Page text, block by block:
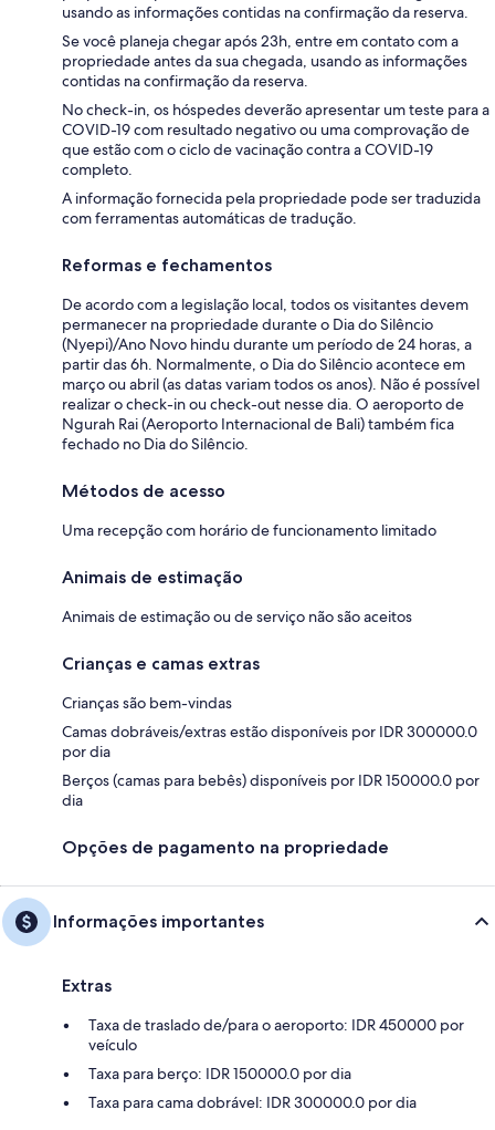
usando as informações contidas na confirmação da reserva.
Se você planeja chegar após 23h, entre em contato com a
propriedade antes da sua chegada, usando as informações
contidas na confirmação da reserva.
No check-in, os hóspedes deverão apresentar um teste para a
COVID-19 com resultado negativo ou uma comprovação de
que estão com o ciclo de vacinação contra a COVID-19
completo.
A informação fornecida pela propriedade pode ser traduzida
com ferramentas automáticas de tradução.
Reformas e fechamentos
De acordo com a legislação local, todos os visitantes devem
permanecer na propriedade durante o Dia do Silêncio
(Nyepi)/Ano Novo hindu durante um período de 24 horas, a
partir das 6h. Normalmente, o Dia do Silêncio acontece em
março ou abril (as datas variam todos os anos). Não é possível
realizar o check-in ou check-out nesse dia. O aeroporto de
Ngurah Rai (Aeroporto Internacional de Bali) também fica
fechado no Dia do Silêncio.
Métodos de acesso
Uma recepção com horário de funcionamento limitado
Animais de estimação
Animais de estimação ou de serviço não são aceitos
Crianças e camas extras
Crianças são bem-vindas
Camas dobráveis/extras estão disponíveis por IDR 300000.0
por dia
Berços (camas para bebês) disponíveis por IDR 150000.0 por
dia
Opções de pagamento na propriedade
Informações importantes
Extras
Taxa de traslado de/para o aeroporto: IDR 450000 por
veículo
Taxa para berço: IDR 150000.0 por dia
Taxa para cama dobrável: IDR 300000.0 por dia